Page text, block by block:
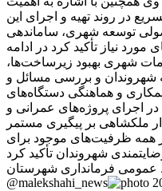
در روند تهیه و اجرای این
توسعه شهری، ساماندهی
نیاز تأکید کرد در ادامه
شهری بهبود زیرساخت‌ها،
شهروندان و بررسی مسائل و
و هماهنگی دستگاه‌های
اجرای پروژه‌های عمرانی و
ملکشاهی بر پیگیری مستمر
همه ظرفیت‌های موجود برای
شهروندان تأکید کرد
عمومی فرمانداری شهرستان
@malekshahi_news